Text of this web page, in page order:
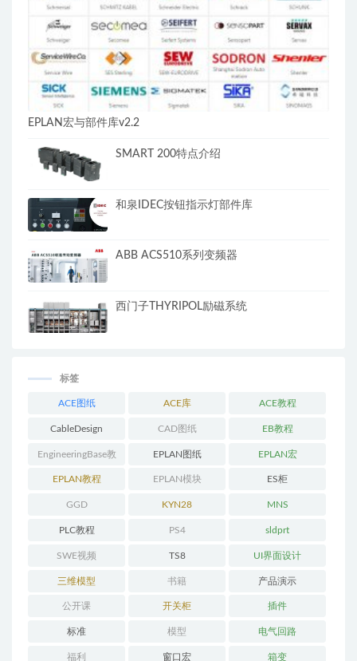
EPLAN宏与部件库v2.2
SMART 200特点介绍
和泉IDEC按钮指示灯部件库
ABB ACS510系列变频器
西门子THYRIPOL励磁系统
标签
ACE图纸 ACE库 ACE教程
CableDesign CAD图纸 EB教程
EngineeringBase教
程
EPLAN图纸 EPLAN宏
EPLAN教程 EPLAN模块 ES柜
GGD KYN28 MNS
PLC教程 PS4 sldprt
SWE视频 TS8 UI界面设计
三维模型 书籍 产品演示
公开课 开关柜 插件
标准 模型 电气回路
福利 窗口宏 箱变